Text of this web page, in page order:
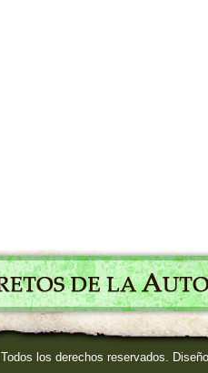
Todos los derechos reservados.